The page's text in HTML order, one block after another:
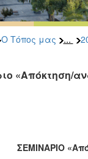
Ο Τόπος μας ...
«Απόκτηση/
ΣΕΜΙΝΑΡΙΟ